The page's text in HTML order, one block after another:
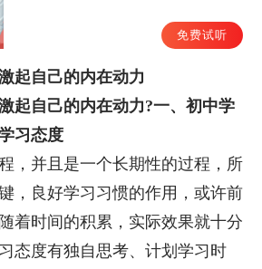
免费试听
起自己的内在动力
起自己的内在动力?一、初中学
习态度
并且是一个长期性的过程，所
，良好学习习惯的作用，或许前
着时间的积累，实际效果就十分
态度有独自思考、计划学习时